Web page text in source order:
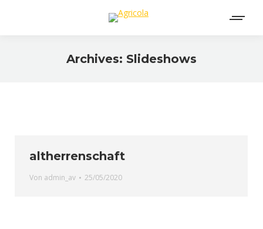
Archives: Slideshows
altherrenschaft
Von admin_av 25/05/2020